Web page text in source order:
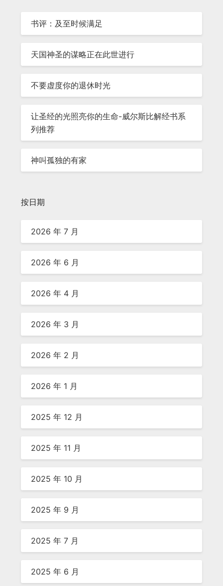
书评：及至时候满足
天国神圣的谋略正在此世进行
不要虚度你的退休时光
让圣经的光照亮你的生命-威尔斯比解经书系
列推荐
神叫孤独的有家
按日期
2026 年 7 月
2026 年 6 月
2026 年 4 月
2026 年 3 月
2026 年 2 月
2026 年 1 月
2025 年 12 月
2025 年 11 月
2025 年 10 月
2025 年 9 月
2025 年 7 月
2025 年 6 月